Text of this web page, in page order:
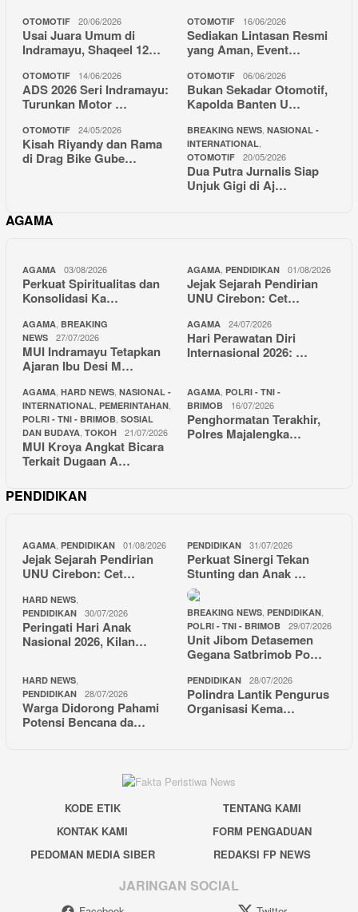
OTOMOTIF 20/06/2026
Usai Juara Umum di
Indramayu, Shaqeel 12…
OTOMOTIF 16/06/2026
Sediakan Lintasan Resmi
yang Aman, Event…
OTOMOTIF 14/06/2026
ADS 2026 Seri Indramayu:
Turunkan Motor …
OTOMOTIF 06/06/2026
Bukan Sekadar Otomotif,
Kapolda Banten U…
OTOMOTIF 24/05/2026
Kisah Riyandy dan Rama
di Drag Bike Gube…
BREAKING NEWS NASIONAL -
INTERNATIONAL
OTOMOTIF 20/05/2026
Dua Putra Jurnalis Siap
Unjuk Gigi di Aj…
AGAMA
AGAMA 03/08/2026
Perkuat Spiritualitas dan
Konsolidasi Ka…
AGAMA PENDIDIKAN 01/08/2026
Jejak Sejarah Pendirian
UNU Cirebon: Cet…
AGAMA BREAKING
NEWS
27/07/2026
MUI Indramayu Tetapkan
Ajaran Ibu Desi M…
AGAMA 24/07/2026
Hari Perawatan Diri
Internasional 2026: …
AGAMA HARD NEWS NASIONAL -
INTERNATIONAL PEMERINTAHAN
POLRI - TNI - BRIMOB SOSIAL
DAN BUDAYA TOKOH 21/07/2026
MUI Kroya Angkat Bicara
Terkait Dugaan A…
AGAMA POLRI - TNI -
BRIMOB
16/07/2026
Penghormatan Terakhir,
Polres Majalengka…
PENDIDIKAN
AGAMA PENDIDIKAN 01/08/2026
Jejak Sejarah Pendirian
UNU Cirebon: Cet…
PENDIDIKAN 31/07/2026
Perkuat Sinergi Tekan
Stunting dan Anak …
HARD NEWS
PENDIDIKAN 30/07/2026
Peringati Hari Anak
Nasional 2026, Kilan…
BREAKING NEWS PENDIDIKAN
POLRI - TNI - BRIMOB 29/07/2026
Unit Jibom Detasemen
Gegana Satbrimob Po…
HARD NEWS
PENDIDIKAN 28/07/2026
Warga Didorong Pahami
Potensi Bencana da…
PENDIDIKAN 28/07/2026
Polindra Lantik Pengurus
Organisasi Kema…
KODE ETIK
TENTANG KAMI
KONTAK KAMI
FORM PENGADUAN
PEDOMAN MEDIA SIBER
REDAKSI FP NEWS
JARINGAN SOCIAL